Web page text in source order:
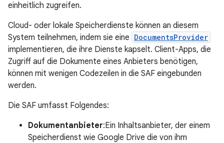
einheitlich zugreifen.
Cloud- oder lokale Speicherdienste können an diesem
System teilnehmen, indem sie eine DocumentsProvider
implementieren, die ihre Dienste kapselt. Client-Apps, die
Zugriff auf die Dokumente eines Anbieters benötigen,
können mit wenigen Codezeilen in die SAF eingebunden
werden.
Die SAF umfasst Folgendes:
Dokumentanbieter:Ein Inhaltsanbieter, der einem
Speicherdienst wie Google Drive die von ihm